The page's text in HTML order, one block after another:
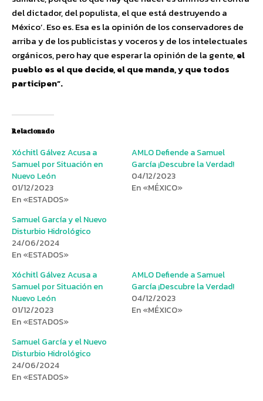
del dictador, del populista, el que está destruyendo a
México’. Eso es. Esa es la opinión de los conservadores de
arriba y de los publicistas y voceros y de los intelectuales
orgánicos, pero hay que esperar la opinión de la gente,el
pueblo es el que decide, el que manda, y que todos
participen”.
Relacionado
Xóchitl Gálvez Acusa a
Samuel por Situación en
Nuevo León
01/12/2023
En «ESTADOS»
AMLO Defiende a Samuel
García ¡Descubre la Verdad!
04/12/2023
En «MÉXICO»
Samuel García y el Nuevo
Disturbio Hidrológico
24/06/2024
En «ESTADOS»
Xóchitl Gálvez Acusa a
Samuel por Situación en
Nuevo León
01/12/2023
En «ESTADOS»
AMLO Defiende a Samuel
García ¡Descubre la Verdad!
04/12/2023
En «MÉXICO»
Samuel García y el Nuevo
Disturbio Hidrológico
24/06/2024
En «ESTADOS»